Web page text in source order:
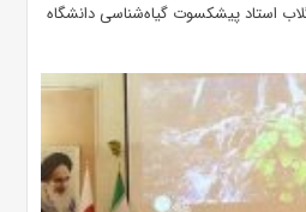
استاد پیشکسوت گیاه‌شناسی دانشگاه